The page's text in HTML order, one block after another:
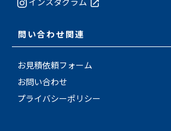
問い合わせ関連
お見積依頼フォーム
お問い合わせ
プライバシーポリシー